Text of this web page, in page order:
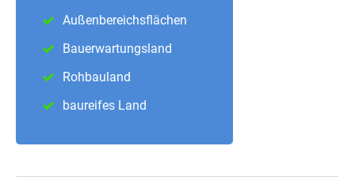
Außenbereichsflächen
Bauerwartungsland
Rohbauland
baureifes Land